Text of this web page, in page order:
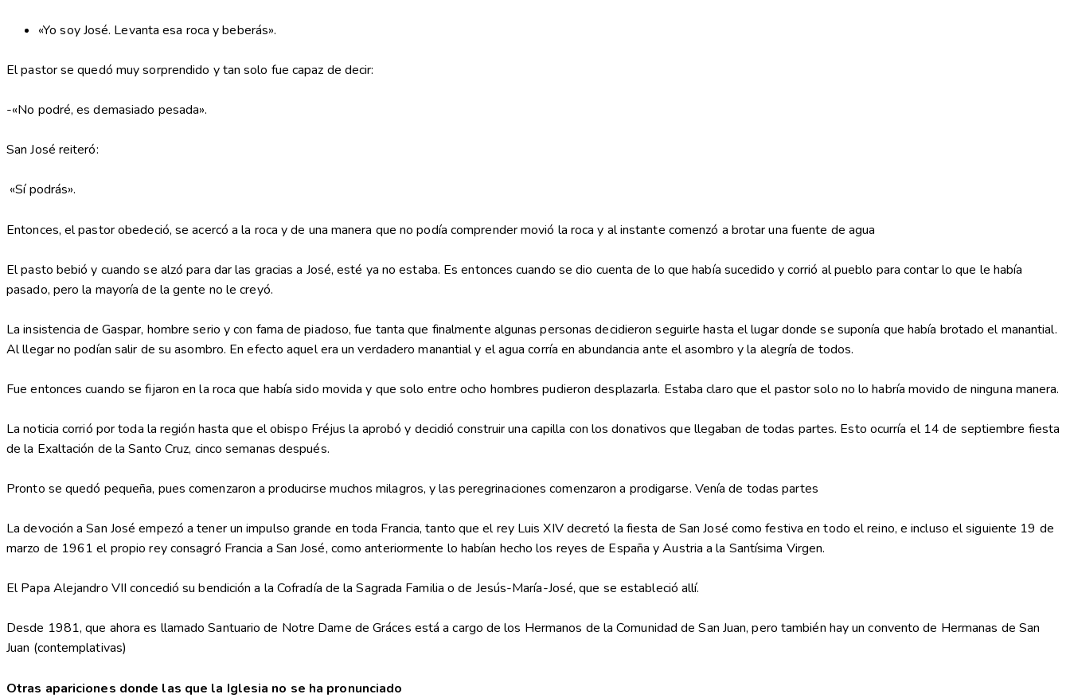
«Yo soy José. Levanta esa roca y beberás».
El pastor se quedó muy sorprendido y tan solo fue capaz de decir:
-«No podré, es demasiado pesada».
San José reiteró:
«Sí podrás».
Entonces, el pastor obedeció, se acercó a la roca y de una manera que no podía comprender movió la roca y al instante comenzó a brotar una fuente de agua
El pasto bebió y cuando se alzó para dar las gracias a José, esté ya no estaba. Es entonces cuando se dio cuenta de lo que había sucedido y corrió al pueblo para contar lo que le había
pasado, pero la mayoría de la gente no le creyó.
La insistencia de Gaspar, hombre serio y con fama de piadoso, fue tanta que finalmente algunas personas decidieron seguirle hasta el lugar donde se suponía que había brotado el manantial.
Al llegar no podían salir de su asombro. En efecto aquel era un verdadero manantial y el agua corría en abundancia ante el asombro y la alegría de todos.
Fue entonces cuando se fijaron en la roca que había sido movida y que solo entre ocho hombres pudieron desplazarla. Estaba claro que el pastor solo no lo habría movido de ninguna manera.
La noticia corrió por toda la región hasta que el obispo Fréjus la aprobó y decidió construir una capilla con los donativos que llegaban de todas partes. Esto ocurría el 14 de septiembre fiesta
de la Exaltación de la Santo Cruz, cinco semanas después.
Pronto se quedó pequeña, pues comenzaron a producirse muchos milagros, y las peregrinaciones comenzaron a prodigarse. Venía de todas partes
La devoción a San José empezó a tener un impulso grande en toda Francia, tanto que el rey Luis XIV decretó la fiesta de San José como festiva en todo el reino, e incluso el siguiente 19 de
marzo de 1961 el propio rey consagró Francia a San José, como anteriormente lo habían hecho los reyes de España y Austria a la Santísima Virgen.
El Papa Alejandro VII concedió su bendición a la Cofradía de la Sagrada Familia o de Jesús-María-José, que se estableció allí.
Desde 1981, que ahora es llamado Santuario de Notre Dame de Gráces está a cargo de los Hermanos de la Comunidad de San Juan, pero también hay un convento de Hermanas de San
Juan (contemplativas)
Otras apariciones donde las que la Iglesia no se ha pronunciado